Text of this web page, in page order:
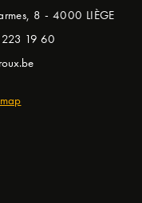
8 - 4000 LIÈGE
19 60